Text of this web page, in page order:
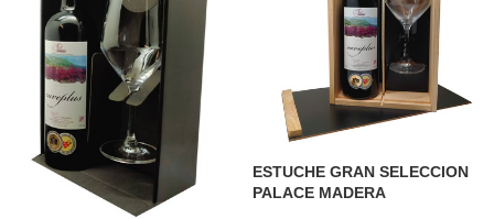
ESTUCHE GRAN SELECCION
PALACE MADERA